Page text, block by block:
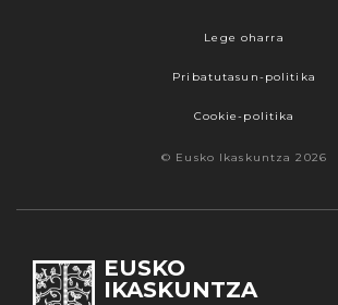
Lege oharra
Pribatutasun-politika
Cookie-politika
© Eusko Ikaskuntza 2026
EUSKO
IKASKUNTZA